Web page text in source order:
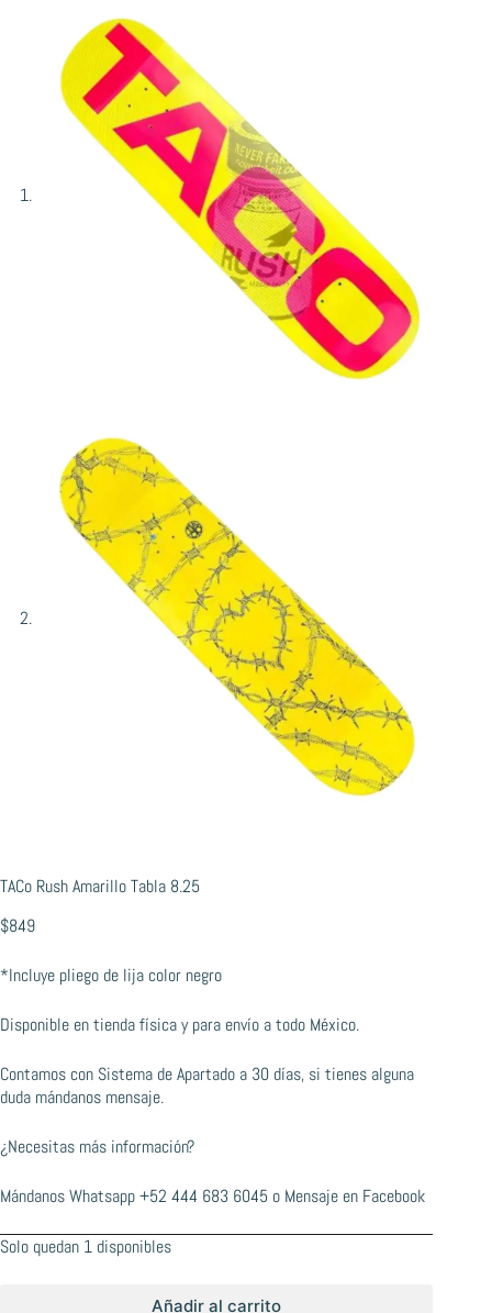
TACo Rush Amarillo Tabla 8.25
$849
*Incluye pliego de lija color negro
Disponible en tienda física y para envío a todo México.
Contamos con Sistema de Apartado a 30 días, si tienes alguna
duda mándanos mensaje.
¿Necesitas más información?
Mándanos Whatsapp+52 444 683 6045 o Mensaje en Facebook
Solo quedan 1 disponibles
Añadir al carrito